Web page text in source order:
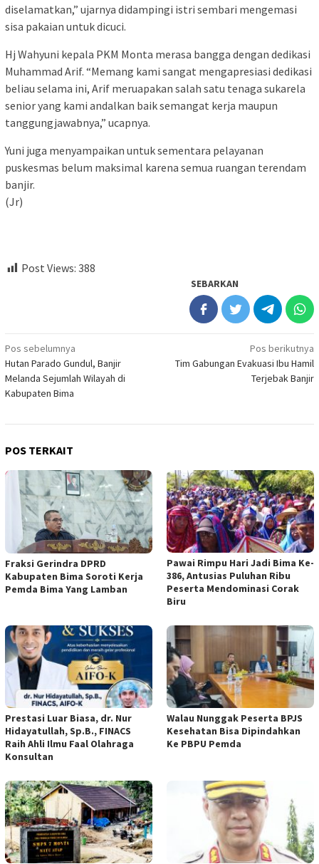
diselamatkan,” ujarnya didampingi istri sembari mengemasi
sisa pakaian untuk dicuci.
Hj Wahyuni kepala PKM Monta merasa bangga dengan dedikasi
Muhammad Arif. “Memang kami sangat mengapresiasi dedikasi
beliau selama ini, Arif meruapakan salah satu tenaga sukarela
senior yang kami andalkan baik semangat kerja maupun
tanggungjawabnya,” ucapnya.
Yuni juga menyampaikan untuk sementara pelayanan
puskesmas belum maksimal karena semua ruangan terendam
banjir.
(Jr)
Post Views: 388
SEBARKAN
Navigasi
pos
Pos sebelumnya
Hutan Parado Gundul, Banjir
Melanda Sejumlah Wilayah di
Kabupaten Bima
Pos berikutnya
Tim Gabungan Evakuasi Ibu Hamil
Terjebak Banjir
POS TERKAIT
Fraksi Gerindra DPRD
Kabupaten Bima Soroti Kerja
Pemda Bima Yang Lamban
Pawai Rimpu Hari Jadi Bima Ke-
386, Antusias Puluhan Ribu
Peserta Mendominasi Corak
Biru
Prestasi Luar Biasa, dr. Nur
Hidayatullah, Sp.B., FINACS
Raih Ahli Ilmu Faal Olahraga
Konsultan
Walau Nunggak Peserta BPJS
Kesehatan Bisa Dipindahkan
Ke PBPU Pemda